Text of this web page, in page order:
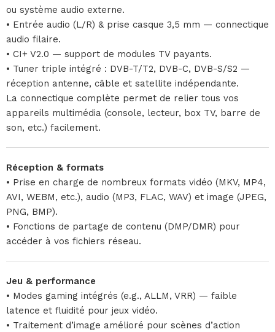
ou système audio externe.
• Entrée audio (L/R) & prise casque 3,5 mm — connectique
audio filaire.
• CI+ V2.0 — support de modules TV payants.
• Tuner triple intégré : DVB-T/T2, DVB-C, DVB-S/S2 —
réception antenne, câble et satellite indépendante.
La connectique complète permet de relier tous vos
appareils multimédia (console, lecteur, box TV, barre de
son, etc.) facilement.
Réception & formats
• Prise en charge de nombreux formats vidéo (MKV, MP4,
AVI, WEBM, etc.), audio (MP3, FLAC, WAV) et image (JPEG,
PNG, BMP).
• Fonctions de partage de contenu (DMP/DMR) pour
accéder à vos fichiers réseau.
Jeu & performance
• Modes gaming intégrés (e.g., ALLM, VRR) — faible
latence et fluidité pour jeux vidéo.
• Traitement d’image amélioré pour scènes d’action